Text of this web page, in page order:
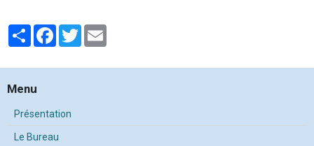
PartagerFacebook
Twitter
Menu
Présentation
Le Bureau